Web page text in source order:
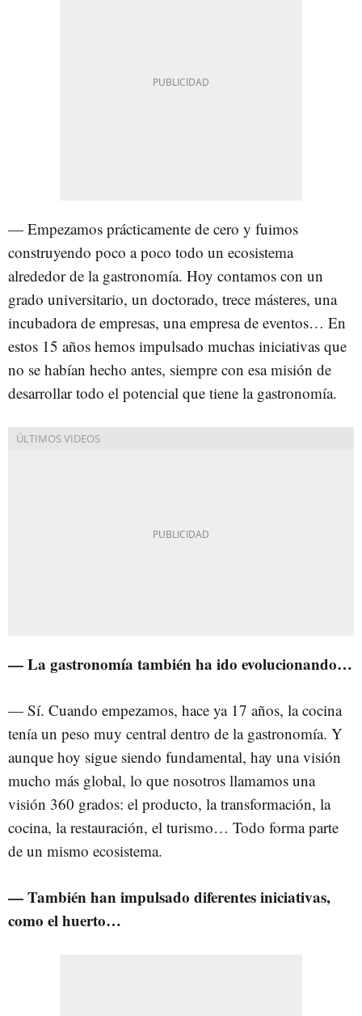
— Empezamos prácticamente de cero y fuimos
construyendo poco a poco todo un ecosistema
alrededor de la gastronomía. Hoy contamos con un
grado universitario, un doctorado, trece másteres, una
incubadora de empresas, una empresa de eventos… En
estos 15 años hemos impulsado muchas iniciativas que
no se habían hecho antes, siempre con esa misión de
desarrollar todo el potencial que tiene la gastronomía.
— La gastronomía también ha ido evolucionando…
— Sí. Cuando empezamos, hace ya 17 años, la cocina
tenía un peso muy central dentro de la gastronomía. Y
aunque hoy sigue siendo fundamental, hay una visión
mucho más global, lo que nosotros llamamos una
visión 360 grados: el producto, la transformación, la
cocina, la restauración, el turismo… Todo forma parte
de un mismo ecosistema.
— También han impulsado diferentes iniciativas,
como el huerto…